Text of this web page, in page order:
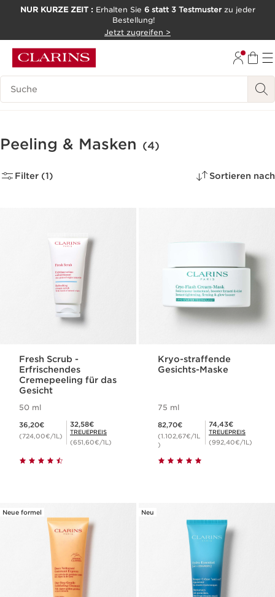
NUR KURZE ZEIT : Erhalten Sie 6 statt 3 Testmusterzu jeder
Bestellung!
Jetzt zugreifen >
Legende suchen
Peeling & Masken (4)
Filter (1) Sortieren nach
Fresh Scrub -
Erfrischendes
Cremepeeling für das
Gesicht
50 ml
36,20€
(724,00€/1L)
Mitgliederpreis 32,58€
32,58€
TREUEPREIS
(651,60€/1L)
Kryo-straffende
Gesichts-Maske
75 ml
82,70€
(1.102,67€/1L
)
Mitgliederpreis 74,43€
74,43€
TREUEPREIS
(992,40€/1L)
Neue formel Neu